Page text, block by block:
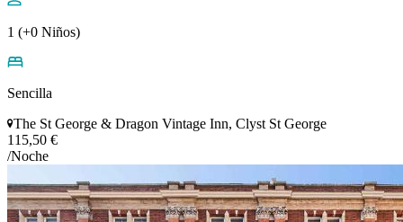
1 (+0 Niños)
Sencilla
The St George & Dragon Vintage Inn, Clyst St George
115,50 €
/Noche